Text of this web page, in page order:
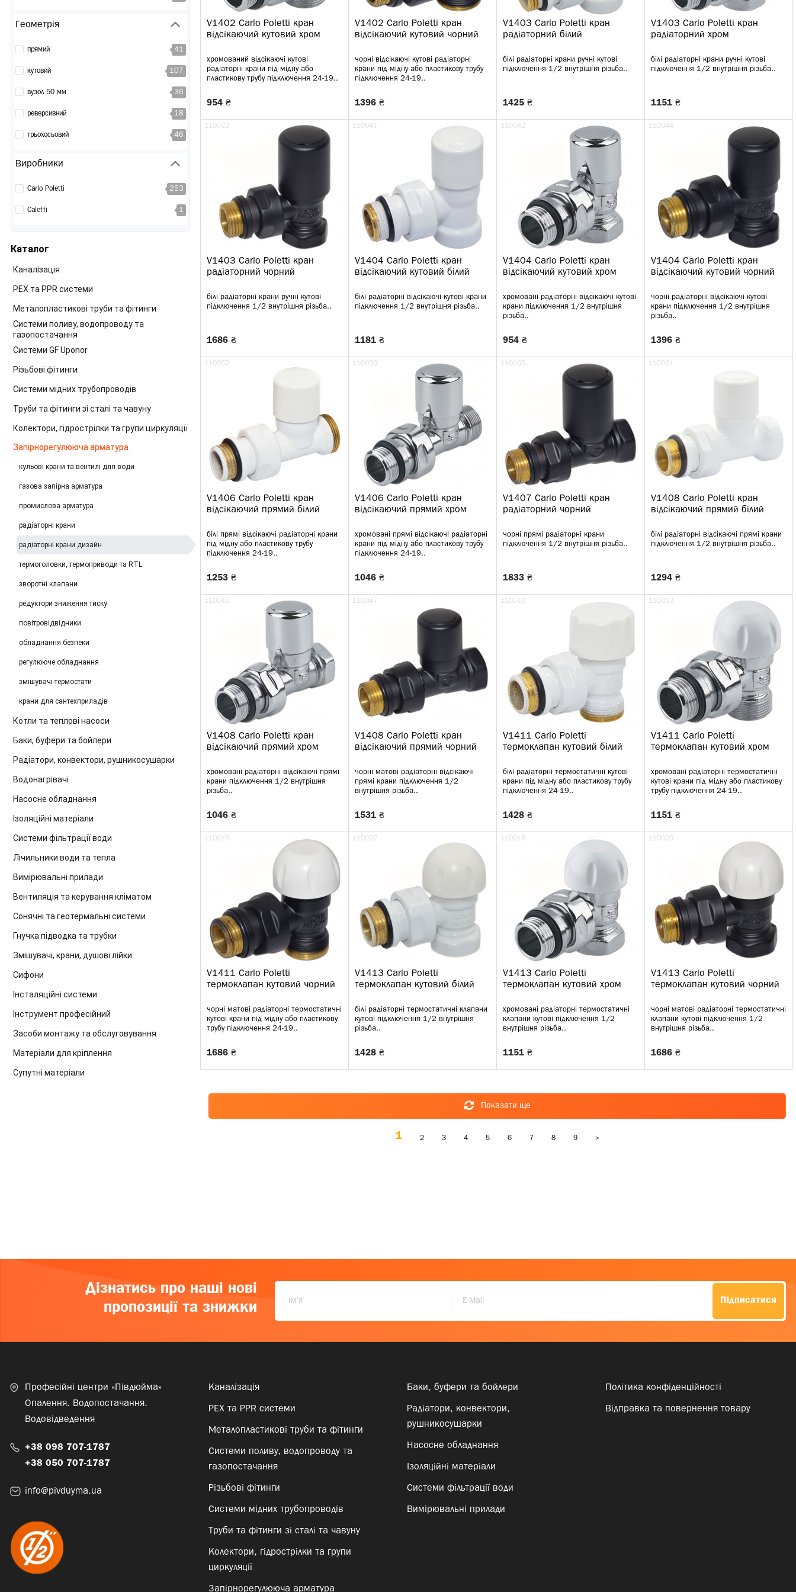
Геометрія
прямий 41
кутовий 107
вузол 50 мм 36
реверсивний 18
трьохосьовий 46
Виробники
Carlo Poletti 253
Caleffi 1
Каталог
Каналізація
PEX та PPR системи
Металопластикові труби та фітинги
Системи поливу, водопроводу та
газопостачання
Системи GF Uponor
Різьбові фітинги
Системи мідних трубопроводів
Труби та фітинги зі сталі та чавуну
Колектори, гідрострілки та групи циркуляції
Запірнорегулююча арматура
кульові крани та вентилі для води
газова запірна арматура
промислова арматура
радіаторні крани
радіаторні крани дизайн
термоголовки, термоприводи та RTL
зворотні клапани
редуктори зниження тиску
повітровідвідники
обладнання безпеки
регулююче обладнання
змішувачі-термостати
крани для сантехприладів
Котли та теплові насоси
Баки, буфери та бойлери
Радіатори, конвектори, рушникосушарки
Водонагрівачі
Насосне обладнання
Ізоляційні матеріали
Системи фільтрації води
Лічильники води та тепла
Вимірювальні прилади
Вентиляція та керування кліматом
Сонячні та геотермальні системи
Гнучка підводка та трубки
Змішувачі, крани, душові лійки
Сифони
Інсталяційні системи
Інструмент професійний
Засоби монтажу та обслуговування
Матеріали для кріплення
Супутні матеріали
V1402 Carlo Poletti кран
відсікаючий кутовий хром
хромований відсікаючі кутові
радіаторні крани під мідну або
пластикову трубу підключення 24-19..
954 ₴
V1402 Carlo Poletti кран
відсікаючий кутовий чорний
чорні відсікаючі кутові радіаторні
крани під мідну або пластикову трубу
підключення 24-19..
1396 ₴
V1403 Carlo Poletti кран
радіаторний білий
білі радіаторні крани ручні кутові
підключення 1/2 внутрішня різьба..
1425 ₴
V1403 Carlo Poletti кран
радіаторний хром
білі радіаторні крани ручні кутові
підключення 1/2 внутрішня різьба..
1151 ₴
V1403 Carlo Poletti кран
радіаторний чорний
білі радіаторні крани ручні кутові
підключення 1/2 внутрішня різьба..
110032
1686 ₴
V1404 Carlo Poletti кран
відсікаючий кутовий білий
білі радіаторні відсікаючі кутові крани
підключення 1/2 внутрішня різьба..
110041
1181 ₴
V1404 Carlo Poletti кран
відсікаючий кутовий хром
хромовані радіаторні відсікаючі кутові
крани підключення 1/2 внутрішня
різьба..
110042
954 ₴
V1404 Carlo Poletti кран
відсікаючий кутовий чорний
чорні радіаторні відсікаючі кутові
крани підключення 1/2 внутрішня
різьба..
110044
1396 ₴
V1406 Carlo Poletti кран
відсікаючий прямий білий
білі прямі відсікаючі радіаторні крани
під мідну або пластикову трубу
підключення 24-19..
110052
1253 ₴
V1406 Carlo Poletti кран
відсікаючий прямий хром
хромовані прямі відсікаючі радіаторні
крани під мідну або пластикову трубу
підключення 24-19..
110039
1046 ₴
V1407 Carlo Poletti кран
радіаторний чорний
чорні прямі радіаторні крани
підключення 1/2 внутрішня різьба..
110035
1833 ₴
V1408 Carlo Poletti кран
відсікаючий прямий білий
білі радіаторні відсікаючі прямі крани
підключення 1/2 внутрішня різьба..
110051
1294 ₴
V1408 Carlo Poletti кран
відсікаючий прямий хром
хромовані радіаторні відсікаючі прямі
крани підключення 1/2 внутрішня
різьба..
110045
1046 ₴
V1408 Carlo Poletti кран
відсікаючий прямий чорний
чорні матові радіаторні відсікаючі
прямі крани підключення 1/2
внутрішня різьба..
110047
1531 ₴
V1411 Carlo Poletti
термоклапан кутовий білий
білі радіаторні термостатичні кутові
крани під мідну або пластикову трубу
підключення 24-19..
110016
1428 ₴
V1411 Carlo Poletti
термоклапан кутовий хром
хромовані радіаторні термостатичні
кутові крани під мідну або пластикову
трубу підключення 24-19..
110013
1151 ₴
V1411 Carlo Poletti
термоклапан кутовий чорний
чорні матові радіаторні термостатичні
кутові крани під мідну або пластикову
трубу підключення 24-19..
110015
1686 ₴
V1413 Carlo Poletti
термоклапан кутовий білий
білі радіаторні термостатичні клапани
кутові підключення 1/2 внутрішня
різьба..
110022
1428 ₴
V1413 Carlo Poletti
термоклапан кутовий хром
хромовані радіаторні термостатичні
клапани кутові підключення 1/2
внутрішня різьба..
110018
1151 ₴
V1413 Carlo Poletti
термоклапан кутовий чорний
чорні матові радіаторні термостатичні
клапани кутові підключення 1/2
внутрішня різьба..
110020
1686 ₴
Показати ще
1 2 3 4 5 6 7 8 9 >
Дізнатись про наші нові
пропозиції та знижки
Підписатися
Професійні центри «Півдюйма»
Опалення. Водопостачання.
Водовідведення
+38 098 707-1787
+38 050 707-1787
info@pivduyma.ua
Каналізація
PEX та PPR системи
Металопластикові труби та фітинги
Системи поливу, водопроводу та
газопостачання
Різьбові фітинги
Системи мідних трубопроводів
Труби та фітинги зі сталі та чавуну
Колектори, гідрострілки та групи
циркуляції
Запірнорегулююча арматура
Баки, буфери та бойлери
Радіатори, конвектори,
рушникосушарки
Насосне обладнання
Ізоляційні матеріали
Системи фільтрації води
Вимірювальні прилади
Політика конфіденційності
Відправка та повернення товару